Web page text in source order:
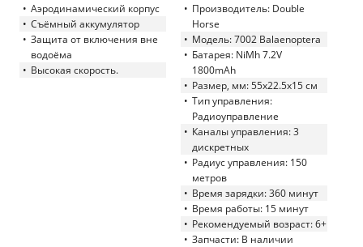
Аэродинамический корпус
Съёмный аккумулятор
Защита от включения вне
водоёма
Высокая скорость.
Производитель: Double
Horse
Модель: 7002 Balaenoptera
Батарея: NiMh 7.2V
1800mAh
Размер, мм: 55х22.5х15 см
Тип управления:
Радиоуправление
Каналы управления: 3
дискретных
Радиус управления: 150
метров
Время зарядки: 360 минут
Время работы: 15 минут
Рекомендуемый возраст: 6+
Запчасти: В наличии